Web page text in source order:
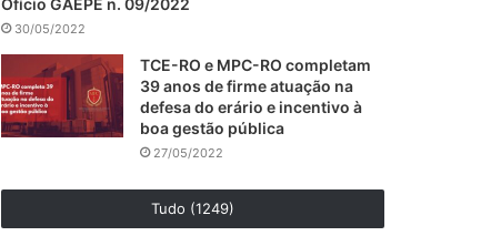
Ofício GAEPE n. 09/2022
30/05/2022
TCE-RO e MPC-RO completam
39 anos de firme atuação na
defesa do erário e incentivo à
boa gestão pública
27/05/2022
Tudo (1249)